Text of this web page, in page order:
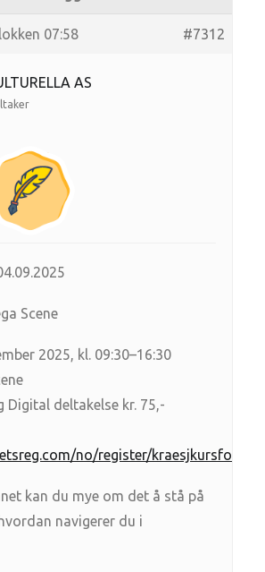
07:58 #7312
AS
Scene
2025, kl. 09:30–16:30
Digital deltakelse kr. 75,-
no/register/
kan du mye om det å stå på
navigerer du i